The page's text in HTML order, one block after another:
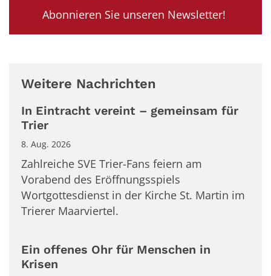
Abonnieren Sie unseren Newsletter!
Weitere Nachrichten
In Eintracht vereint – gemeinsam für
Trier
8. Aug. 2026
Zahlreiche SVE Trier-Fans feiern am
Vorabend des Eröffnungsspiels
Wortgottesdienst in der Kirche St. Martin im
Trierer Maarviertel.
Ein offenes Ohr für Menschen in
Krisen